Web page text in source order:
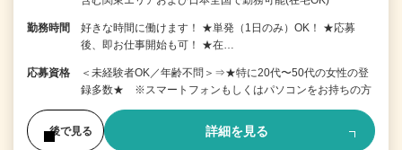
勤務時間
好きな時間に働けます！ ★単発（1日のみ）OK！ ★応募
後、即お仕事開始も可！ ★在…
応募資格
＜未経験者OK／年齢不問＞⇒★特に20代〜50代の女性の登
録多数★ ※スマートフォンもしくはパソコンをお持ちの方
後で見る 詳細を見る